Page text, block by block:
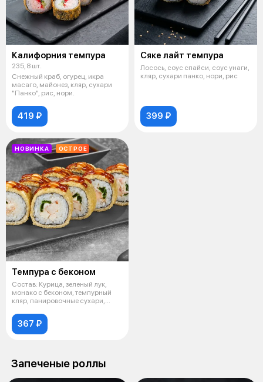
Калифорния темпура
235, 8 шт.
Снежный краб, огурец, икра
масаго, майонез, кляр, сухари
"Панко", рис, нори.
419 ₽
Сяке лайт темпура
Лосось, соус спайси, соус унаги,
кляр, сухари панко, нори, рис
399 ₽
НОВИНКА ОСТРОЕ
Темпура с беконом
Состав: Курица, зеленый лук,
монако с беконом, темпурный
кляр, панировочные сухари,
367 ₽
Запеченые роллы